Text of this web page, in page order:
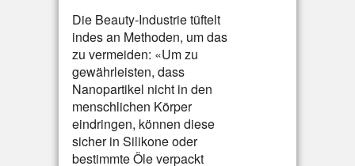
Die Beauty-Industrie tüftelt
indes an Methoden, um das
zu vermeiden: «Um zu
gewährleisten, dass
Nanopartikel nicht in den
menschlichen Körper
eindringen, können diese
sicher in Silikone oder
bestimmte Öle verpackt